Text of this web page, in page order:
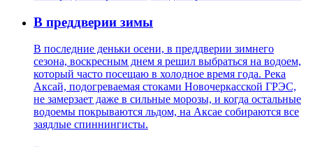
В преддверии зимы
В последние деньки осени, в преддверии зимнего
сезона, воскресным днем я решил выбраться на водоем,
который часто посещаю в холодное время года. Река
Аксай, подогреваемая стоками Новочеркасской ГРЭС,
не замерзает даже в сильные морозы, и когда остальные
водоемы покрываются льдом, на Аксае собираются все
заядлые спиннингисты.